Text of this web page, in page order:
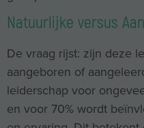
Natuurlijke versus
De vraag rijst: zijn deze
aangeboren of
leiderschap voor
en voor 70% wordt